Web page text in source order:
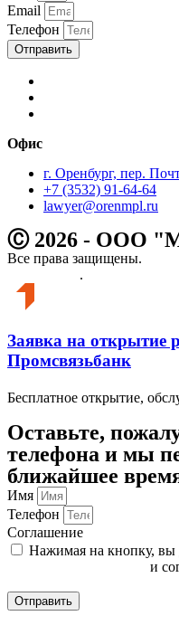
Email
Телефон
Отправить
Офис
г. Оренбург, пер.
+7 (3532) 91-64-64
lawyer@orenmpl.ru
Ⓒ 2026 - ООО
Все права защищены.
.
Заявка на открытие
Промсвязьбанк
Бесплатное открытие,
Оставьте,
телефона и мы
ближайшее
Имя
Телефон
Соглашение
Нажимая на кнопку, вы
и
Отправить